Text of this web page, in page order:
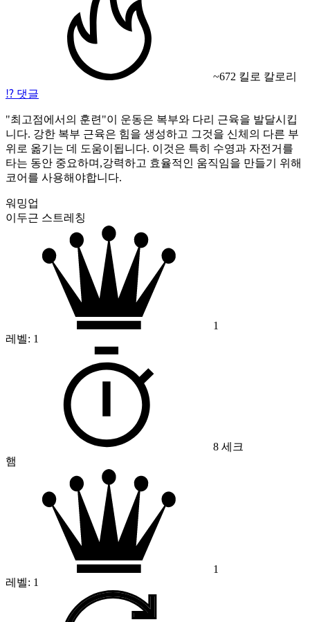
~672 킬로 칼로리
⁉️ 댓글
"최고점에서의 훈련"이 운동은 복부와 다리 근육을 발달시킵
니다. 강한 복부 근육은 힘을 생성하고 그것을 신체의 다른 부
위로 옮기는 데 도움이됩니다. 이것은 특히 수영과 자전거를
타는 동안 중요하며,강력하고 효율적인 움직임을 만들기 위해
코어를 사용해야합니다.
워밍업
이두근 스트레칭
1
레벨: 1
8 세크
햄
1
레벨: 1